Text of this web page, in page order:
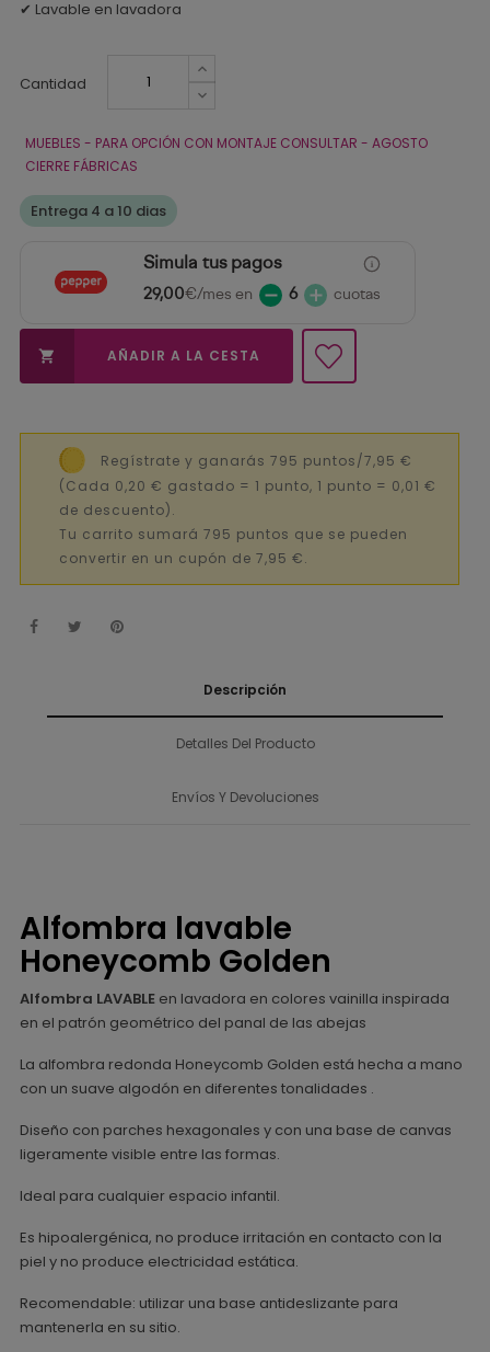
✔ Lavable en lavadora
Cantidad
MUEBLES - PARA OPCIÓN CON MONTAJE CONSULTAR - AGOSTO
CIERRE FÁBRICAS
Entrega 4 a 10 dias
Simula tus pagos
29,00€/mes en 6 cuotas
 AÑADIR A LA CESTA
Regístrate y ganarás 795 puntos/7,95 €
(Cada 0,20 € gastado = 1 punto, 1 punto = 0,01 €
de descuento).
Tu carrito sumará 795 puntos que se pueden
convertir en un cupón de 7,95 €.
Descripción
Detalles Del Producto
Envíos Y Devoluciones
Alfombra lavable
Honeycomb Golden
Alfombra LAVABLE en lavadora en colores vainilla inspirada
en el patrón geométrico del panal de las abejas
La alfombra redonda Honeycomb Golden está hecha a mano
con un suave algodón en diferentes tonalidades .
Diseño con parches hexagonales y con una base de canvas
ligeramente visible entre las formas.
Ideal para cualquier espacio infantil.
Es hipoalergénica, no produce irritación en contacto con la
piel y no produce electricidad estática.
Recomendable: utilizar una base antideslizante para
mantenerla en su sitio.